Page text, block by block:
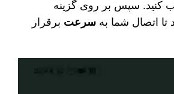
کنید. سپس بر روی گزینه
تا اتصال شما بهسرعت برقرار